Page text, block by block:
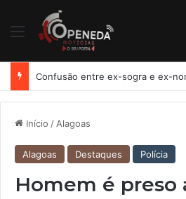
Menu
Início / Alagoas
Alagoas Destaques Polícia
Homem é preso